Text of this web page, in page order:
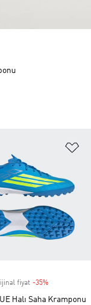
fiyat -35%
Halı Saha Kramponu